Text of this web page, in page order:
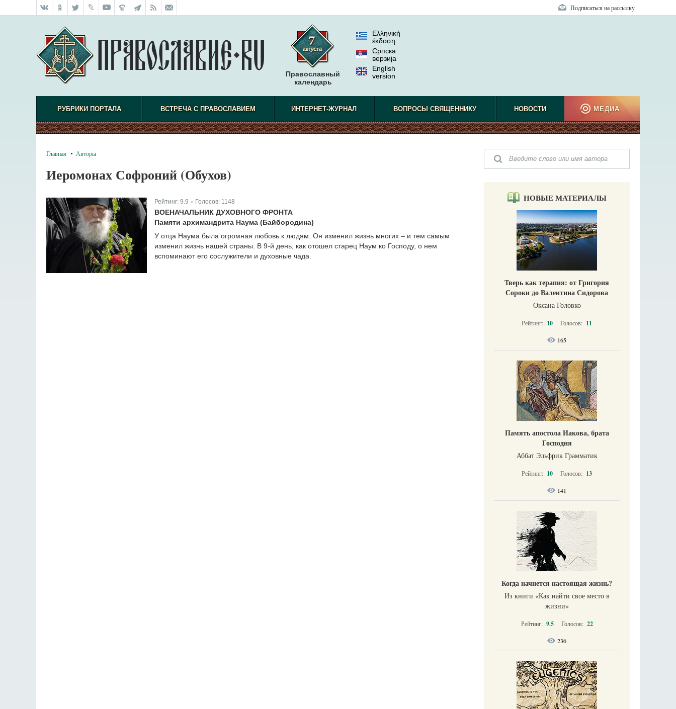
Подписаться на рассылку
Православный
календарь
Ελληνική
έκδοση
Српска
верзиjа
English
version
РУБРИКИ ПОРТАЛА ВСТРЕЧА С ПРАВОСЛАВИЕМ ИНТЕРНЕТ-ЖУРНАЛ ВОПРОСЫ СВЯЩЕННИКУ НОВОСТИ МЕДИА
Главная Авторы
Иеромонах Софроний (Обухов)
Рейтинг: 9.9 Голосов: 1148
ВОЕНАЧАЛЬНИК ДУХОВНОГО ФРОНТА
Памяти архимандрита Наума (Байбородина)
У отца Наума была огромная любовь к людям. Он изменил жизнь многих – и тем самым
изменил жизнь нашей страны. В 9-й день, как отошел старец Наум ко Господу, о нем
вспоминают его сослужители и духовные чада.
НОВЫЕ МАТЕРИАЛЫ
Тверь как терапия: от Григория
Сороки до Валентина Сидорова
Оксана Головко
Рейтинг: 10 Голосов: 11
165
Память апостола Иакова, брата
Господня
Аббат Эльфрик Грамматик
Рейтинг: 10 Голосов: 13
141
Когда начнется настоящая жизнь?
Из книги «Как найти свое место в
жизни​»
Рейтинг: 9.5 Голосов: 22
236